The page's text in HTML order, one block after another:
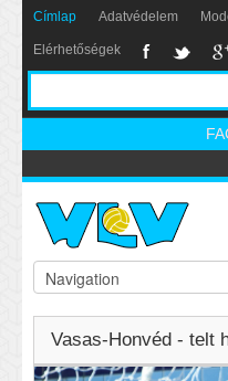
Címlap Adatvédelem
Elérhetőségek
Vasas-Honvéd - telt